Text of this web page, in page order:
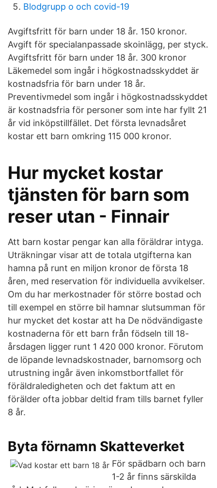
Blodgrupp o och covid-19
Avgiftsfritt för barn under 18 år. 150 kronor.
Avgift för specialanpassade skoinlägg, per styck.
Avgiftsfritt för barn under 18 år. 300 kronor
Läkemedel som ingår i högkostnadsskyddet är
kostnadsfria för barn under 18 år.
Preventivmedel som ingår i högkostnadsskyddet
är kostnadsfria för personer som inte har fyllt 21
år vid inköpstillfället. Det första levnadsåret
kostar ett barn omkring 115 000 kronor.
Hur mycket kostar
tjänsten för barn som
reser utan - Finnair
Att barn kostar pengar kan alla föräldrar intyga.
Uträkningar visar att de totala utgifterna kan
hamna på runt en miljon kronor de första 18
åren, med reservation för individuella avvikelser.
Om du har merkostnader för större bostad och
till exempel en större bil hamnar slutsumman för
hur mycket det kostar att ha De nödvändigaste
kostnaderna för ett barn från födseln till 18-
årsdagen ligger runt 1 420 000 kronor. Förutom
de löpande levnadskostnader, barnomsorg och
utrustning ingår även inkomstbortfallet för
föräldraledigheten och det faktum att en
förälder ofta jobbar deltid fram tills barnet fyller
8 år.
Byta förnamn Skatteverket
För spädbarn och barn
1-2 år finns särskilda